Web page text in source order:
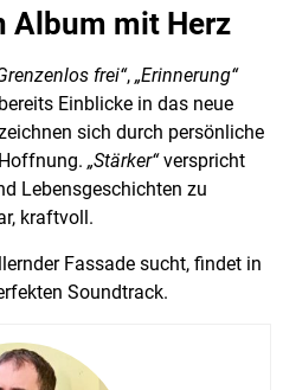
Album mit Herz
frei“, „Erinnerung“
Einblicke in das neue
sich durch persönliche
„Stärker“verspricht
Lebensgeschichten zu
kraftvoll.
Fassade sucht, findet in
Soundtrack.